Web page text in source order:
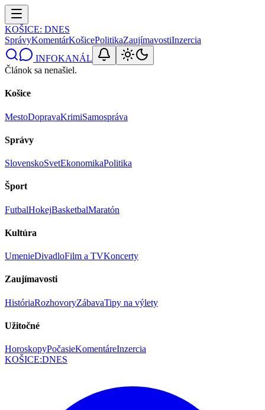
KOŠICE: DNES
SprávyKomentárKošicePolitikaZaujímavostiInzercia
INFOKANÁL
Článok sa nenašiel.
Košice
MestoDopravaKrimiSamospráva
Správy
SlovenskoSvetEkonomikaPolitika
Šport
FutbalHokejBasketbalMaratón
Kultúra
UmenieDivadloFilm a TVKoncerty
Zaujímavosti
HistóriaRozhovoryZábavaTipy na výlety
Užitočné
HoroskopyPočasieKomentáreInzercia
KOŠICE:DNES